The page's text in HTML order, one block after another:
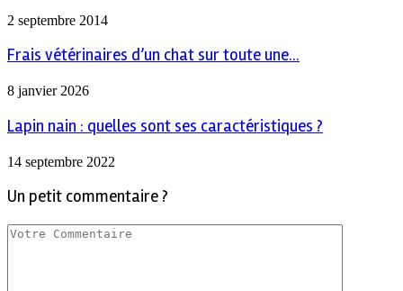
2 septembre 2014
Frais vétérinaires d’un chat sur toute une...
8 janvier 2026
Lapin nain : quelles sont ses caractéristiques ?
14 septembre 2022
Un petit commentaire ?